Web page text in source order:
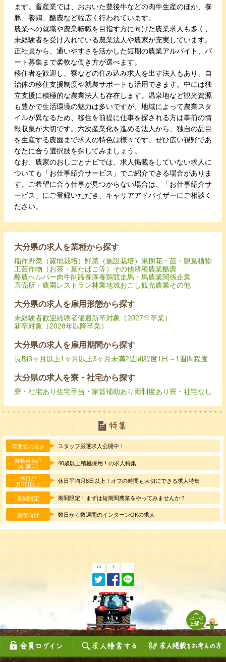
ます。畜産業では、おおいた豊後牛などの肉牛生産のほか、養
豚、養鶏、酪農など幅広く行われています。
農業への就職や農業転職を目指す方に向けた農業求人も多く、
未経験者を受け入れている農業法人や農家が充実しています。
正社員から、通いやすさを活かした短期の農業アルバイト、パ
ート募集まで柔軟な働き方が選べます。
移住者を歓迎し、寮などの住み込み求人を出す法人もあり、自
治体の移住支援制度や就農サポートも活用できます。中には独
立支援に積極的な農業法人も存在します。温泉地など観光資源
も豊かで生活環境の魅力は多いですが、地域によって農業スタ
イルが異なるため、移住を前提に仕事を探される方は事前の情
報収集が大切です。六次産業化を進める法人から、独自の品目
を生産する農園まで求人の特色は様々です。ぜひ広い視野であ
なたに合う選択肢を探してみましょう。
なお、農家のおしごとナビでは、求人掲載をしていない求人に
ついても「お仕事紹介サービス」でご紹介できる場合がありま
す。ご希望に合う仕事が見つからない場合は、「お仕事紹介サ
ービス」にご登録いただき、キャリアアドバイザーにご相談く
ださい。
大分県の求人を業種から探す
稲作野菜（露地栽培） 野菜（施設栽培） 果樹花・苗・観葉植物
工芸作物（お茶・葉たばこ等） その他耕種農業酪農
酪農ヘルパー肉牛削蹄養豚養鶏競走馬・馬農業関係企業
直売所・農園レストラン林業地域おこし観光農業その他
大分県の求人を雇用形態から探す
未経験者歓迎経験者優遇新卒対象（2027年卒業）
新卒対象（2028年以降卒業）
大分県の求人を雇用期間から探す
長期3ヶ月以上1ヶ月以上3ヶ月未満2週間程度1日～1週間程度
大分県の求人を寮・社宅から探す
寮・社宅あり住宅手当・家賃補助あり 両制度あり寮・社宅なし
雰囲気の良さ スタッフ厳選求人公開中！
自動車免許
(AT限定)
40歳以上積極採用！の求人特集
休日が
月6日以上
休日平均月8日以上！オフの時間も大切にできる求人特集
期間限定 期間限定！まずは短期間農業をやってみませんか？
新卒向け 数日から数週間のインターンOKの求人